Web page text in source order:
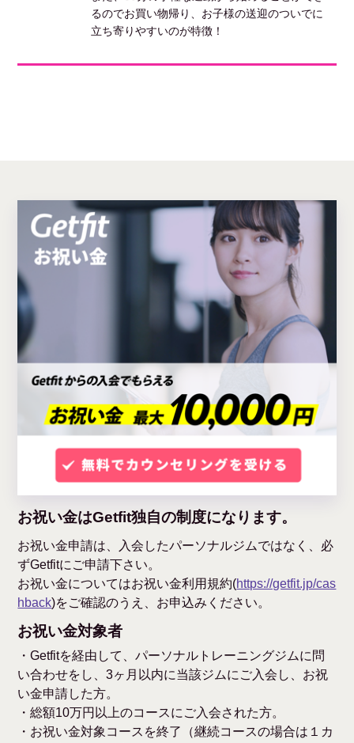
るのでお買い物帰り、お子様の送迎のついでに
立ち寄りやすいのが特徴！
お祝い金はGetfit独自の制度になります。
お祝い金申請は、入会したパーソナルジムではなく、必
ずGetfitにご申請下さい。
お祝い金についてはお祝い金利用規約(https://getfit.jp/cas
hback)をご確認のうえ、お申込みください。
お祝い金対象者
・Getfitを経由して、パーソナルトレーニングジムに問
い合わせをし、3ヶ月以内に当該ジムにご入会し、お祝
い金申請した方。
・総額10万円以上のコースにご入会された方。
・お祝い金対象コースを終了（継続コースの場合は１カ